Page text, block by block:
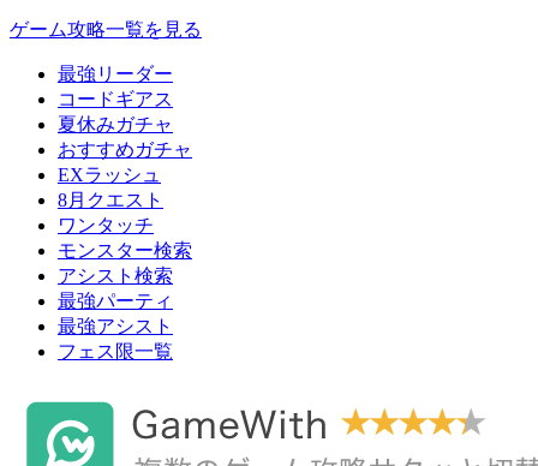
ゲーム攻略一覧を見る
最強リーダー
コードギアス
夏休みガチャ
おすすめガチャ
EXラッシュ
8月クエスト
ワンタッチ
モンスター検索
アシスト検索
最強パーティ
最強アシスト
フェス限一覧